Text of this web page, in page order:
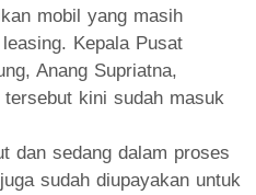
mobil yang masih
Kepala Pusat
Anang Supriatna,
kini sudah masuk
dan sedang dalam proses
sudah diupayakan untuk